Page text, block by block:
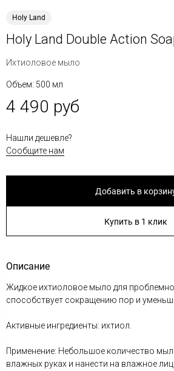
Holy Land
Holy Land Double Action
Ихтиоловое мыло
Объем: 500 мл
4 490 руб
Нашли дешевле?
Сообщите нам
Добавить в
Купить в 1 клик
Описание
Жидкое ихтиоловое мыло для
способствует сокращению пор и
Активные ингредиенты: ихтиол.
Применение: Небольшое количество
влажных руках и нанести на влажное